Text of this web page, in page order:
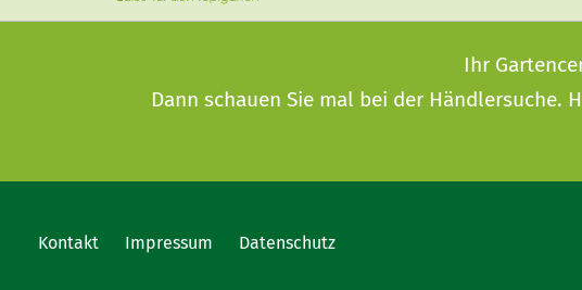
Ihr
Dann schauen Sie mal bei der Händlersuche.
Kontakt Impressum Datenschutz